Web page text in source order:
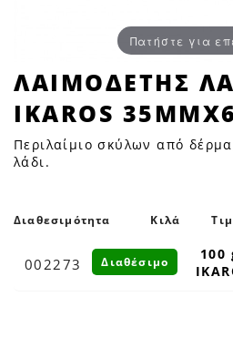
Πατήστε για
ΛΑΙΜΟΔΕΤΗΣ
ΛΑΔΙΟΥ
IKAROS
35mmX65cm
|
ΛΑΙΜΟΔΕΤΗΣ
IKAROS
Περιλαίμιο σκύλων από
λάδι.
Διαθεσιμότητα Κιλά
002273
100
Διαθέσιμο